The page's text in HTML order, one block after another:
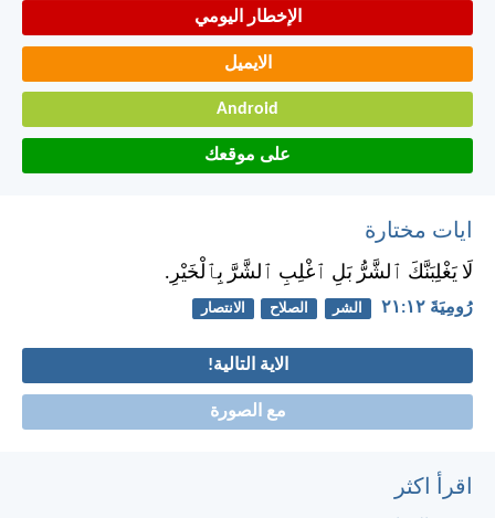
الإخطار اليومي
الايميل
Android
على موقعك
ايات مختارة
لَا يَغْلِبَنَّكَ ٱلشَّرُّ بَلِ ٱغْلِبِ ٱلشَّرَّ بِٱلْخَيْرِ.
رُومِيَةَ ١٢:‏٢١ الشر الصلاح الانتصار
الاية التالية!
مع الصورة
اقرأ اكثر